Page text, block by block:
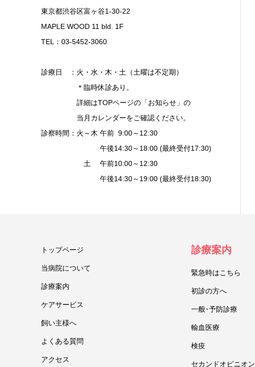
東京都渋谷区富ヶ谷1-30-22
MAPLE WOOD 11 bld. 1F
TEL：03-5452-3060
診療日 ：火・水・木・土（土曜は不定期）
＊臨時休診あり。
詳細はTOPページの「お知らせ」の
当月カレンダーをご確認ください。
診察時間：火～木 午前 9:00～12:30
午後14:30～18:00 (最終受付17:30)
土 午前10:00～12:30
午後14:30～19:00 (最終受付18:30)
トップページ
当病院について
診療案内
ケアサービス
飼い主様へ
よくある質問
アクセス
診療案内
緊急時はこちら
初診の方へ
一般･予防診療
輸血医療
検疫
セカンドオピニオン